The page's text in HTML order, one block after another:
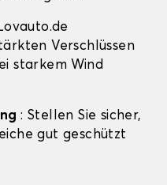
Verschlüssen
starkem Wind
: Stellen Sie sicher,
gut geschützt